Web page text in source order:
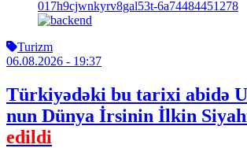
Turizm
06.08.2026 - 19:37
Türkiyədəki bu tarixi abidə
nun Dünya İrsinin İlkin
edildi